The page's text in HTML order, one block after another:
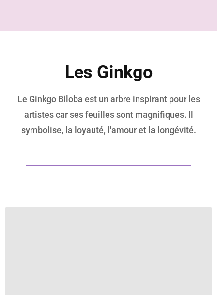
Les Ginkgo
Le Ginkgo Biloba est un arbre inspirant pour les
artistes car ses feuilles sont magnifiques. Il
symbolise, la loyauté, l'amour et la longévité.